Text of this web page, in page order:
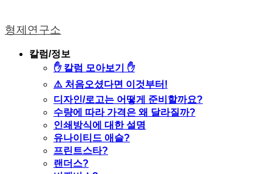
형제연구소
칼럼/정보
✋ 칼럼 모아보기 ✋
⚠️ 처음오셨다면 이것부터!
디자인/로고는 어떻게 준비할까요?
수량에 따라 가격은 왜 달라질까?
인쇄방식에 대한 설명
유나이티드 애슬?
프린트스타?
랜더스?